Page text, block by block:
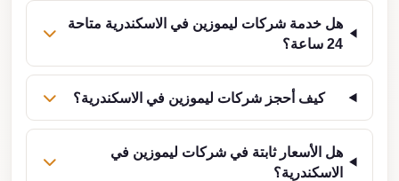
هل خدمة شركات ليموزين في الاسكندرية متاحة
24 ساعة؟
كيف أحجز شركات ليموزين في الاسكندرية؟
هل الأسعار ثابتة في شركات ليموزين في
الاسكندرية؟